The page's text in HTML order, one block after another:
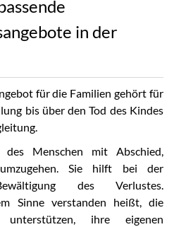
in der
für die Familien gehört für
bis über den Tod des Kindes
Menschen mit Abschied,
Sie hilft bei der
des Verlustes.
Sinne verstanden heißt, die
ihre eigenen